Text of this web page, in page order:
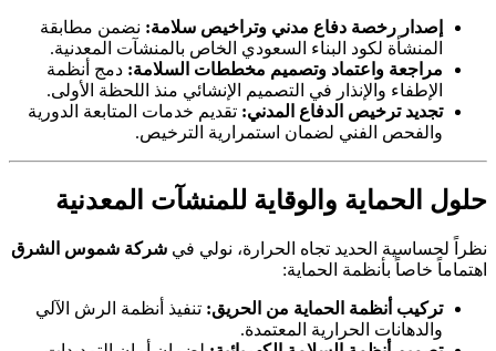
إصدار رخصة دفاع مدني وتراخيص سلامة:نضمن مطابقة
المنشأة لكود البناء السعودي الخاص بالمنشآت المعدنية.
مراجعة واعتماد وتصميم مخططات السلامة:دمج أنظمة
الإطفاء والإنذار في التصميم الإنشائي منذ اللحظة الأولى.
تجديد ترخيص الدفاع المدني:تقديم خدمات المتابعة الدورية
والفحص الفني لضمان استمرارية الترخيص.
الحماية والوقاية للمنشآت المعدنية
لحساسية الحديد تجاه الحرارة، نولي فيشركة شموس الشرق
خاصاً بأنظمة الحماية:
تركيب أنظمة الحماية من الحريق: تنفيذ أنظمة الرش الآلي
والدهانات الحرارية المعتمدة.